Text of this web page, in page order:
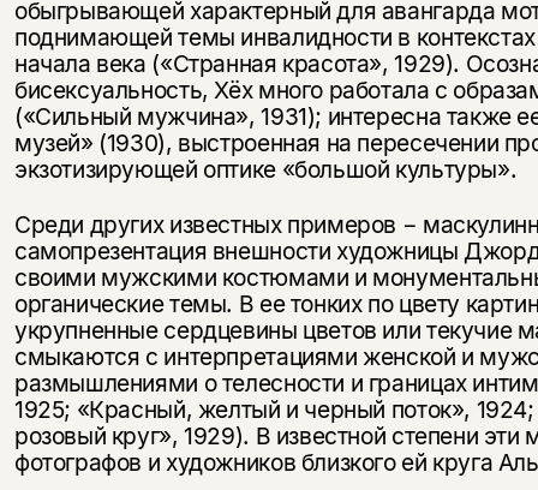
обыгрывающей характерный для авангарда
поднимающей темы инвалидности в
начала века («Странная красота», 1929).
бисексуальность, Хёх много работала с
(«Сильный мужчина», 1931); интересна также
музей» (1930), выстроенная на пересечении
экзотизирующей оптике «большой культуры».
Среди других известных примеров −
самопрезентация внешности художницы
своими мужскими костюмами и
органические темы. В ее тонких по цвету
укрупненные сердцевины цветов или текучие
смыкаются с интерпретациями женской и
размышлениями о телесности и границах
1925; «Красный, желтый и черный поток»,
розовый круг», 1929). В известной степени
фотографов и художников близкого ей круга
Подписка на рассылку
Раз в неделю мы отправляем рассылку
о книгах и событиях «НЛО».
За подписку дарим промокод на
Этой книги временно
нет в продаже.
Вы можете подписаться на
уведомления, и при поступлении книги
на склад получить письмо на указанный
электронный адрес.